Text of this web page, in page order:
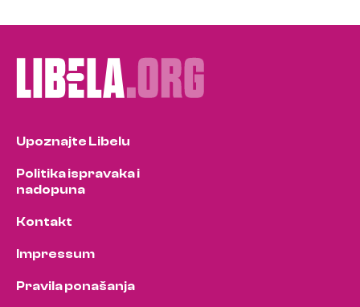
Upoznajte Libelu
Politika ispravaka i
nadopuna
Kontakt
Impressum
Pravila ponašanja